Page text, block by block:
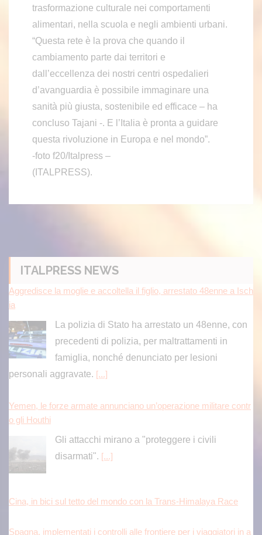
trasformazione culturale nei comportamenti
alimentari, nella scuola e negli ambienti urbani.
“Questa rete è la prova che quando il
cambiamento parte dai territori e
dall’eccellenza dei nostri centri ospedalieri
d’avanguardia è possibile immaginare una
sanità più giusta, sostenibile ed efficace – ha
concluso Tajani -. E l’Italia è pronta a guidare
questa rivoluzione in Europa e nel mondo”.
-foto f20/Italpress –
(ITALPRESS).
ITALPRESS NEWS
Aggredisce la moglie e accoltella il figlio, arrestato 48enne a Isch
ia
La polizia di Stato ha arrestato un 48enne, con
precedenti di polizia, per maltrattamenti in
famiglia, nonché denunciato per lesioni
personali aggravate. [...]
Yemen, le forze armate annunciano un’operazione militare contr
o gli Houthi
Gli attacchi mirano a "proteggere i civili
disarmati". [...]
Cina, in bici sul tetto del mondo con la Trans-Himalaya Race
Spagna, implementati i controlli alle frontiere per i viaggiatori in a